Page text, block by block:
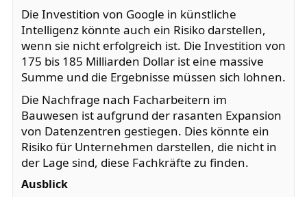
Die Investition von Google in künstliche
Intelligenz könnte auch ein Risiko darstellen,
wenn sie nicht erfolgreich ist. Die Investition von
175 bis 185 Milliarden Dollar ist eine massive
Summe und die Ergebnisse müssen sich lohnen.
Die Nachfrage nach Facharbeitern im
Bauwesen ist aufgrund der rasanten Expansion
von Datenzentren gestiegen. Dies könnte ein
Risiko für Unternehmen darstellen, die nicht in
der Lage sind, diese Fachkräfte zu finden.
Ausblick